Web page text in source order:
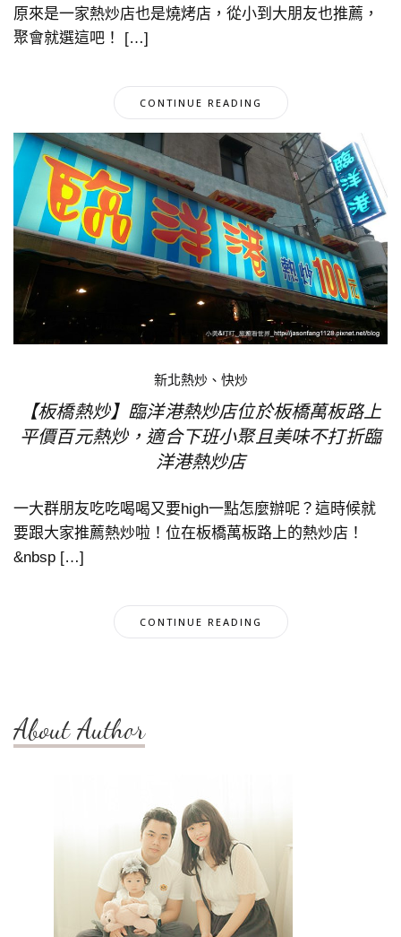
原來是一家熱炒店也是燒烤店，從小到大朋友也推薦，
聚會就選這吧！ […]
CONTINUE READING
新北熱炒、快炒
【板橋熱炒】臨洋港熱炒店位於板橋萬板路上
平價百元熱炒，適合下班小聚且美味不打折臨
洋港熱炒店
一大群朋友吃吃喝喝又要high一點怎麼辦呢？這時候就
要跟大家推薦熱炒啦！位在板橋萬板路上的熱炒店！
&nbsp […]
CONTINUE READING
About Author